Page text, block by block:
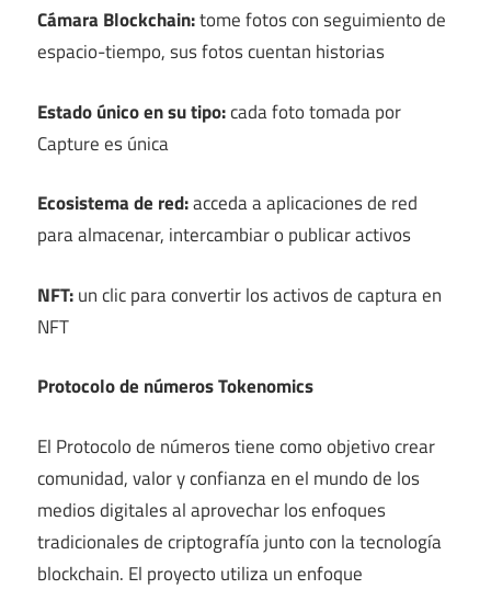
Cámara Blockchain:tome fotos con seguimiento de
espacio-tiempo, sus fotos cuentan historias
Estado único en su tipo:cada foto tomada por
Capture es única
Ecosistema de red:acceda a aplicaciones de red
para almacenar, intercambiar o publicar activos
NFT:un clic para convertir los activos de captura en
NFT
Protocolo de números Tokenomics
El Protocolo de números tiene como objetivo crear
comunidad, valor y confianza en el mundo de los
medios digitales al aprovechar los enfoques
tradicionales de criptografía junto con la tecnología
blockchain. El proyecto utiliza un enfoque